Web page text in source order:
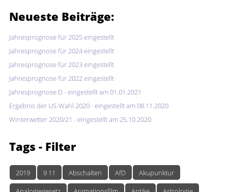
Neueste Beiträge:
Jahresprognose für 2025 eingestellt
Jahresprognose für 2024 eingestellt
Jahresprognose für 2023 eingestellt
Jahresprognose für 2022 eingestellt
Jahresprognose D - eingestellt am 01.01.2021
Ergebnis der US-Wahl 2020 - eingestellt am 08.11.2020
Winterwetter 2020/21 - eingestellt am 25.10.2020
Tags - Filter
2019 9 11 Abschalten AfD
Akupunktur